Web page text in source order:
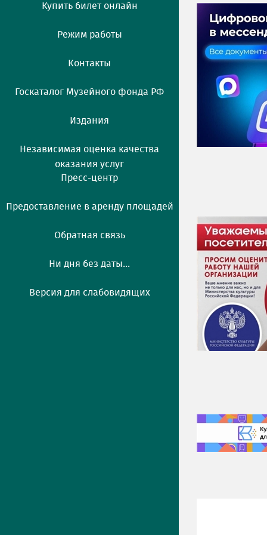
Купить билет онлайн
Режим работы
Контакты
Госкаталог Музейного фонда РФ
Издания
Независимая оценка качества
оказания услуг
Пресс-центр
Предоставление в аренду площадей
Обратная связь
Ни дня без даты...
Версия для слабовидящих